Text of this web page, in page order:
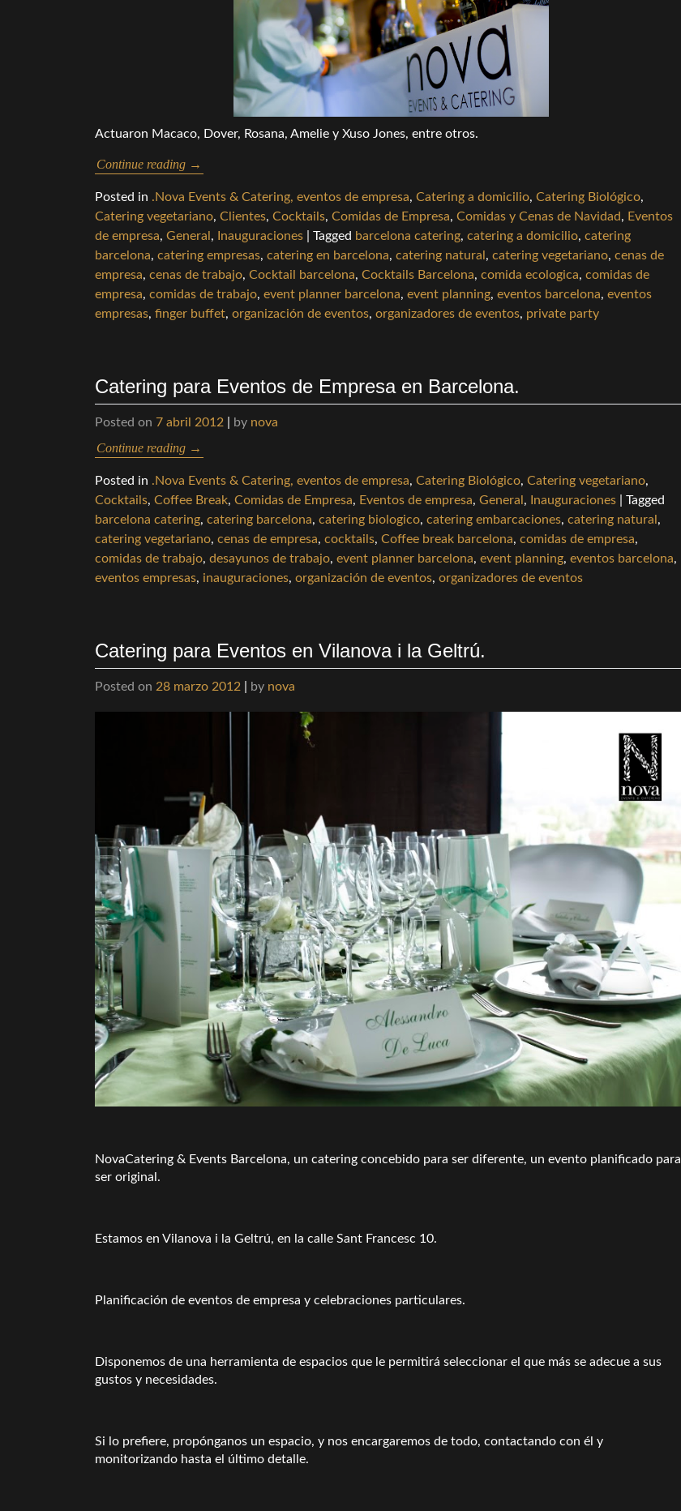
Actuaron Macaco, Dover, Rosana, Amelie y Xuso Jones, entre otros.
Continue reading →
Posted in .Nova Events & Catering, eventos de empresa, Catering a domicilio, Catering Biológico,
Catering vegetariano, Clientes, Cocktails, Comidas de Empresa, Comidas y Cenas de Navidad, Eventos
de empresa, General , Inauguraciones Tagged barcelona catering, catering a domicilio, catering
barcelona, catering empresas, catering en barcelona, catering natural , catering vegetariano, cenas de
empresa, cenas de trabajo, Cocktail barcelona, Cocktails Barcelona, comida ecologica, comidas de
empresa, comidas de trabajo, event planner barcelona, event planning, eventos barcelona, eventos
empresas, finger buffet, organización de eventos, organizadores de eventos, private party
Catering para Eventos de Empresa en Barcelona.
Posted on 7 abril 2012 by nova
Continue reading →
Posted in .Nova Events & Catering, eventos de empresa, Catering Biológico, Catering vegetariano,
Cocktails, Coffee Break, Comidas de Empresa, Eventos de empresa, General , Inauguraciones
Tagged
barcelona catering, catering barcelona, catering biologico, catering embarcaciones, catering natural ,
catering vegetariano, cenas de empresa, cocktails, Coffee break barcelona, comidas de empresa,
comidas de trabajo, desayunos de trabajo, event planner barcelona, event planning, eventos barcelona,
eventos empresas, inauguraciones, organización de eventos, organizadores de eventos
Catering para Eventos en Vilanova i la Geltrú.
Posted on 28 marzo 2012 by nova
NovaCatering & Events Barcelona, un catering concebido para ser diferente, un evento planificado para
ser original.
Estamos en Vilanova i la Geltrú, en la calle Sant Francesc 10.
Planificación de eventos de empresa y celebraciones particulares.
Disponemos de una herramienta de espacios que le permitirá seleccionar el que más se adecue a sus
gustos y necesidades.
Si lo prefiere, propónganos un espacio, y nos encargaremos de todo, contactando con él y
monitorizando hasta el último detalle.